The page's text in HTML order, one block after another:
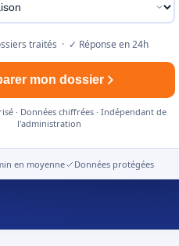
traités · ✓ Réponse en 24h
mon dossier
· Données chiffrées · Indépendant de
l'administration
en moyenne Données protégées